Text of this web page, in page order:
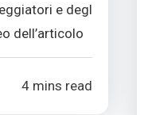
e degl
dell’articolo
4 mins read